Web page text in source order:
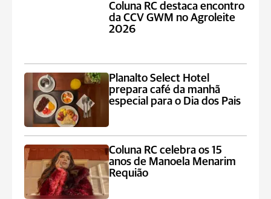
Coluna RC destaca encontro
da CCV GWM no Agroleite
2026
Planalto Select Hotel
prepara café da manhã
especial para o Dia dos Pais
Coluna RC celebra os 15
anos de Manoela Menarim
Requião